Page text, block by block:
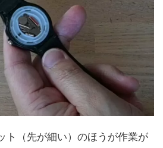
ト（先が細い）のほうが作業が